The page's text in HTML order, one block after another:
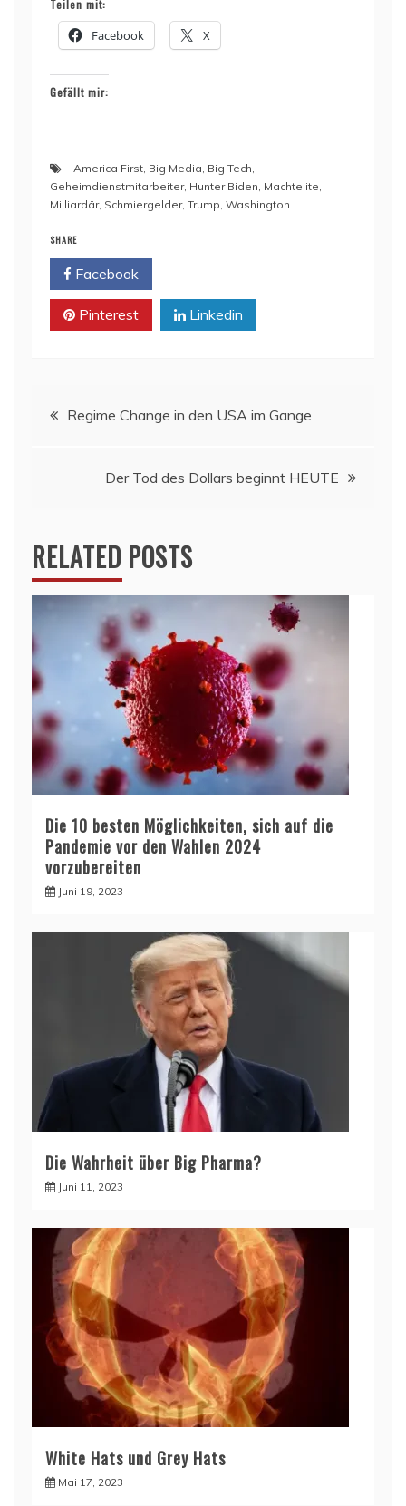
Teilen mit:
Facebook X
Gefällt mir:
America First Big Media Big Tech
Geheimdienstmitarbeiter, Hunter Biden Machtelite
Milliardär, Schmiergelder, Trump Washington
SHARE
Facebook
Pinterest Linkedin
Beitragsnavigation
Regime Change in den USA im Gange
Der Tod des Dollars beginnt HEUTE
RELATED POSTS
Die 10 besten Möglichkeiten, sich auf die
Pandemie vor den Wahlen 2024
vorzubereiten
Juni 19, 2023
Die Wahrheit über Big Pharma?
Juni 11, 2023
White Hats und Grey Hats
Mai 17, 2023